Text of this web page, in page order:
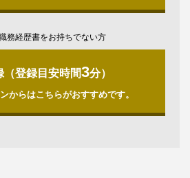
務経歴書をお持ちでない方
（登録目安時間3分）
からはこちらがおすすめです。